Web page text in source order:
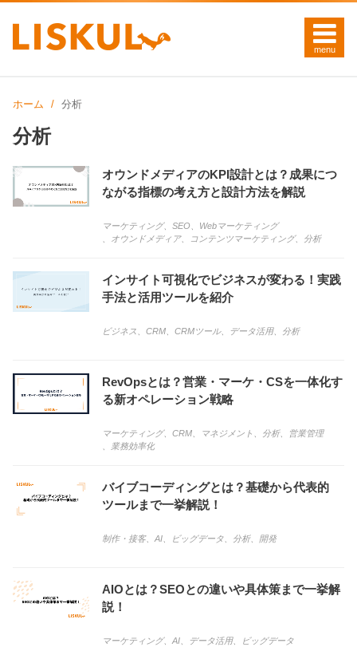
ホーム 分析
分析
オウンドメディアのKPI設計とは？成果につ
ながる指標の考え方と設計方法を解説
マーケティング、 SEO
Webマーケティング
オウンドメディア、 コンテンツマーケティング、 分析
インサイト可視化でビジネスが変わる！実践
手法と活用ツールを紹介
ビジネス CRM CRMツール、 データ活用、 分析
RevOpsとは？営業・マーケ・CSを一体化す
る新オペレーション戦略
マーケティング、 CRM マネジメント 分析、
営業管理
業務効率化
バイブコーディングとは？基礎から代表的
ツールまで一挙解説！
制作・接客、 AI ビッグデータ 分析、 開発
AIOとは？SEOとの違いや具体策まで一挙解
説！
マーケティング、 AI データ活用、
ビッグデータ